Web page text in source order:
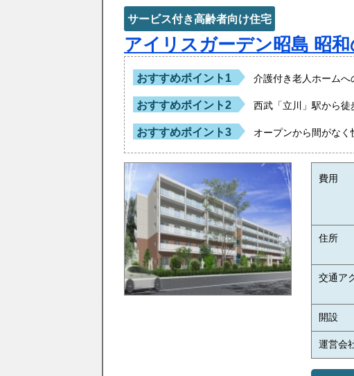
サービス付き高齢者向け住宅
アイリスガーデン昭島 昭
おすすめポイント1 介護付き老人ホーム
おすすめポイント2 西武「立川」駅から
おすすめポイント3 オープンから間がな
費用
住所
交通ア
開設
運営会